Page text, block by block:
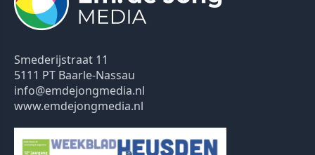
Smederijstraat 11
5111 PT Baarle-Nassau
info@emdejongmedia.nl
www.emdejongmedia.nl